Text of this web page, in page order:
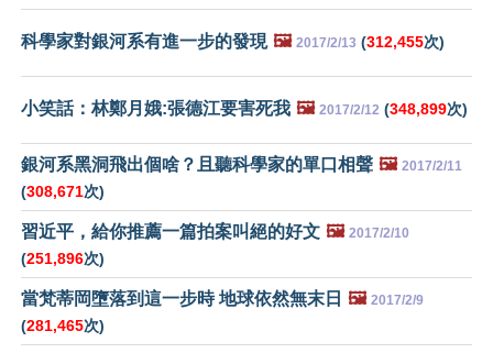
科學家對銀河系有進一步的發現 🖼️ 2017/2/13 (312,455次)
小笑話：林鄭月娥:張德江要害死我 🖼️ 2017/2/12 (348,899次)
銀河系黑洞飛出個啥？且聽科學家的單口相聲 🖼️ 2017/2/11
(308,671次)
習近平，給你推薦一篇拍案叫絕的好文 🖼️ 2017/2/10
(251,896次)
當梵蒂岡墮落到這一步時 地球依然無末日 🖼️ 2017/2/9
(281,465次)